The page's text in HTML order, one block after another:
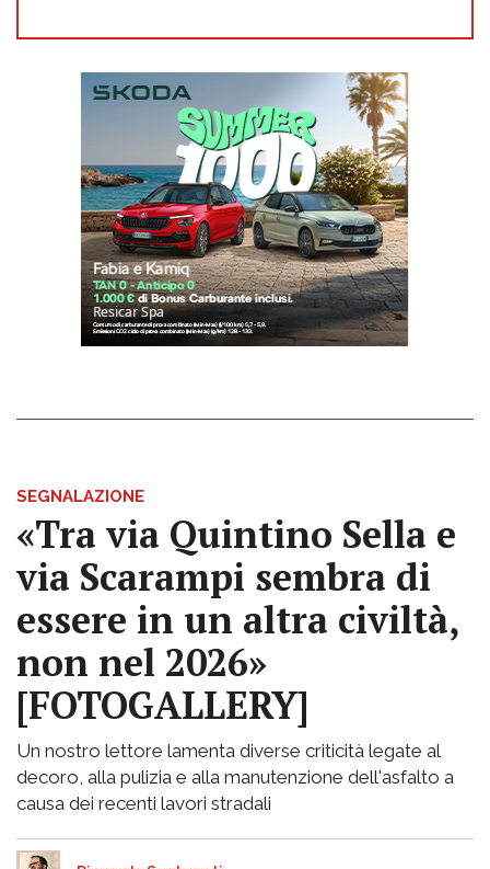
SEGNALAZIONE
«Tra via Quintino Sella e
via Scarampi sembra di
essere in un altra civiltà,
non nel 2026»
[FOTOGALLERY]
Un nostro lettore lamenta diverse criticità legate al
decoro, alla pulizia e alla manutenzione dell'asfalto a
causa dei recenti lavori stradali